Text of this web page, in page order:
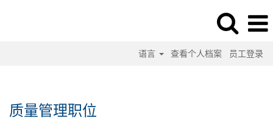
语言 查看个人档案 员工登录
工质量管理职位